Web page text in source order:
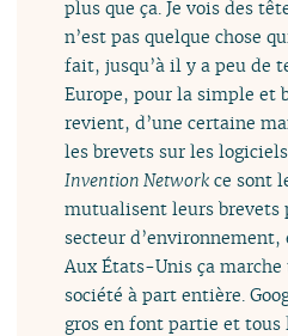
plus que ça. Je vois des
n’est pas quelque chose
fait, jusqu’à il y a peu de
Europe, pour la simple et
revient, d’une certaine
les brevets sur les
Invention Network ce sont
mutualisent leurs brevets
secteur d’environnement,
Aux États-Unis ça marche
société à part entière.
gros en font partie et tous